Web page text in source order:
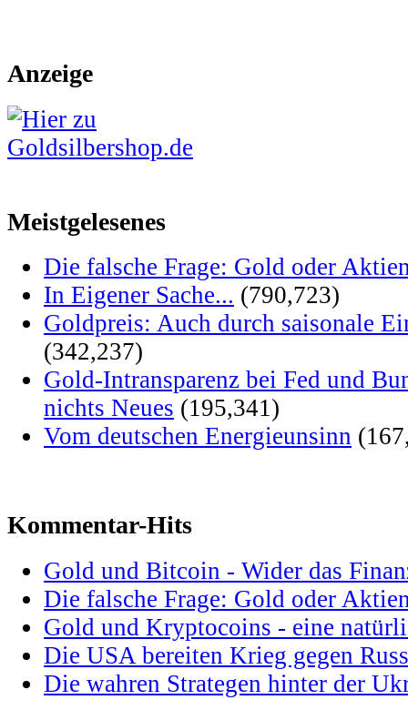
Anzeige
Meistgelesenes
Die falsche Frage: Gold oder
In Eigener Sache... (790,723)
Goldpreis: Auch durch saisonale
(342,237)
Gold-Intransparenz bei Fed und
nichts Neues (195,341)
Vom deutschen Energieunsinn
Kommentar-Hits
Gold und Bitcoin - Wider das
Die falsche Frage: Gold oder
Gold und Kryptocoins - eine
Die USA bereiten Krieg gegen
Die wahren Strategen hinter der